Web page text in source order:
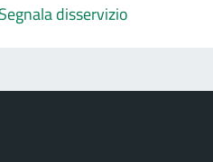
disservizio